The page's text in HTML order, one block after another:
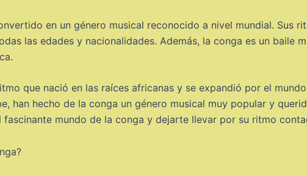
en un género musical reconocido a nivel mundial. Sus
las edades y nacionalidades. Además, la conga es un baile
que nació en las raíces africanas y se expandió por el
han hecho de la conga un género musical muy popular y
fascinante mundo de la conga y dejarte llevar por su ritmo